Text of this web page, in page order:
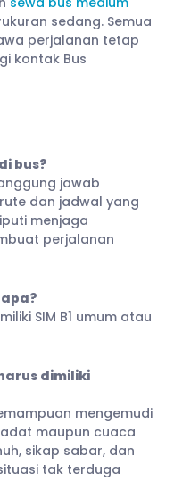
sedang. Semua
perjalanan tetap
kontak Bus
bus?
jawab
dan jadwal yang
menjaga
perjalanan
SIM B1 umum atau
dimiliki
mengemudi
maupun cuaca
sikap sabar, dan
tak terduga